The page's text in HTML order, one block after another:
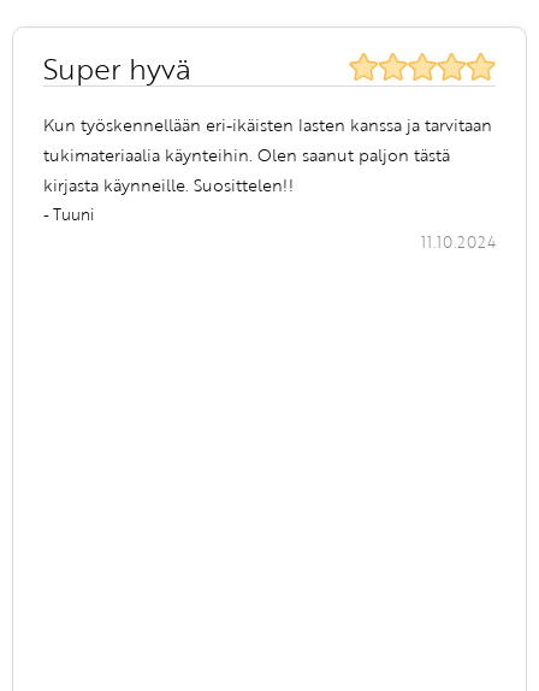
Super hyvä
Kun työskennellään eri-ikäisten lasten kanssa ja tarvitaan
tukimateriaalia käynteihin. Olen saanut paljon tästä
kirjasta käynneille. Suosittelen!!
- Tuuni
11.10.2024